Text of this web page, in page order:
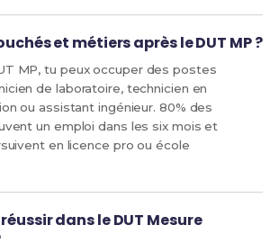
et métiers après le DUT MP ?
MP, tu peux occuper des postes
de laboratoire, technicien en
ou assistant ingénieur. 80% des
un emploi dans les six mois et
en licence pro ou école
dans le DUT Mesure